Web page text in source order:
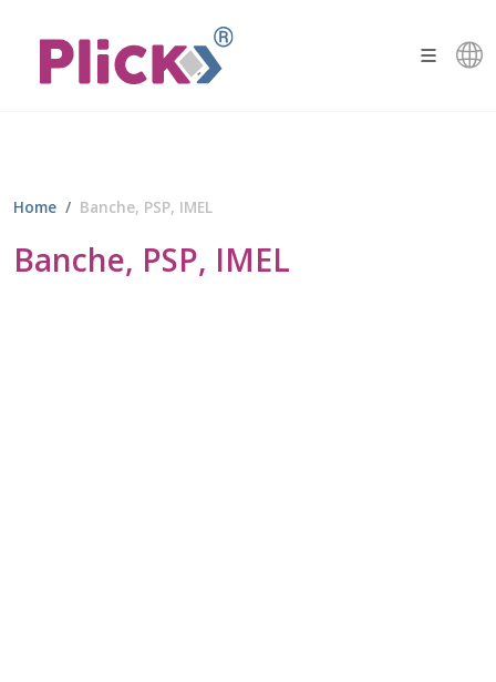
Home Banche, PSP, IMEL
Banche, PSP, IMEL